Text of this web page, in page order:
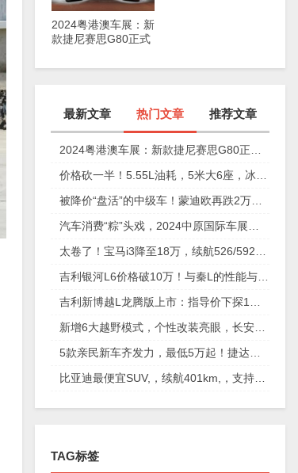
2024粤港澳车展：新
款捷尼赛思G80正式
最新文章 热门文章 推荐文章
TAG标签